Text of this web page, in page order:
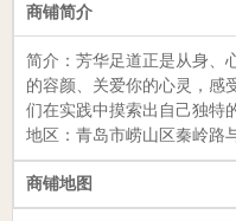
商铺简介
简介： 芳华足道正是从身、
的容颜、关爱你的心灵，感
们在实践中摸索出自己独特
地区：青岛市崂山区秦岭路
商铺地图